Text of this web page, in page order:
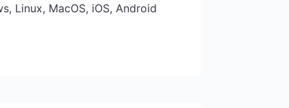
Linux, MacOS, iOS, Android